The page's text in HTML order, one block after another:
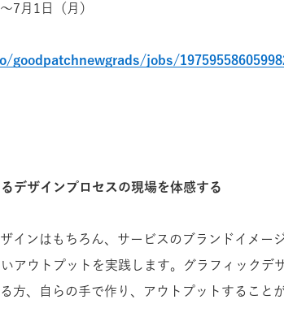
7月1日（月）
jobs/
デザインプロセスの現場を体感する
インはもちろん、サービスのブランドイメー
アウトプットを実践します。グラフィックデ
方、自らの手で作り、アウトプットすること